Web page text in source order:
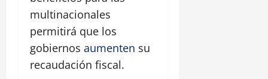
multinacionales
permitirá que los
gobiernos aumenten su
recaudación fiscal.